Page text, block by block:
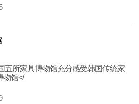
五所家具博物馆充分感受韩国传统家
物馆</